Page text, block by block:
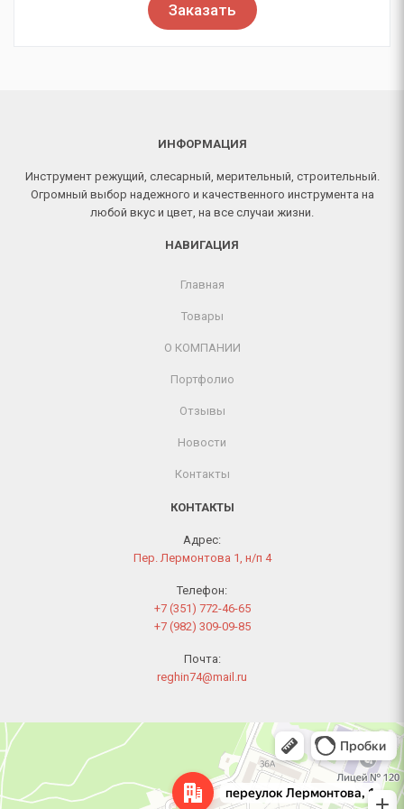
Заказать
ИНФОРМАЦИЯ
Инструмент режущий, слесарный, мерительный, строительный.
Огромный выбор надежного и качественного инструмента на
любой вкус и цвет, на все случаи жизни.
НАВИГАЦИЯ
Главная
Товары
О КОМПАНИИ
Портфолио
Отзывы
Новости
Контакты
КОНТАКТЫ
Адрес:
Пер. Лермонтова 1, н/п 4
Телефон:
+7 (351) 772-46-65
+7 (982) 309-09-85
Почта:
reghin74@mail.ru
Челябинск
Переулок Лермонтова, 1 — Яндекс Карты